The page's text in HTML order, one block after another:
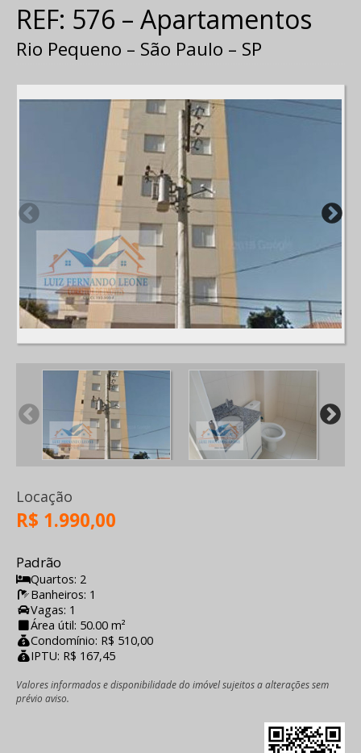
REF: 576 – Apartamentos
Rio Pequeno – São Paulo – SP
Locação
R$ 1.990,00
Padrão
Quartos: 2
Banheiros: 1
Vagas: 1
Área útil: 50.00 m²
Condomínio: R$ 510,00
IPTU: R$ 167,45
Valores informados e disponibilidade do imóvel sujeitos a alterações sem
prévio aviso.